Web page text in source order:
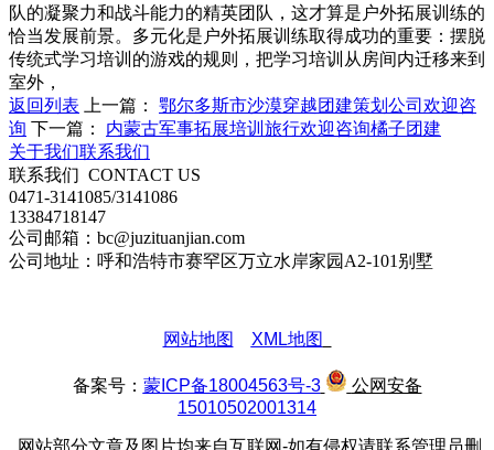
队的凝聚力和战斗能力的精英团队，这才算是户外拓展训练的
恰当发展前景。多元化是户外拓展训练取得成功的重要：摆脱
传统式学习培训的游戏的规则，把学习培训从房间内迁移来到
室外，
返回列表
上一篇： 鄂尔多斯市沙漠穿越团建策划公司欢迎咨
询 下一篇： 内蒙古军事拓展培训旅行欢迎咨询橘子团建
关于我们联系我们
联系我们 CONTACT US
0471-3141085/3141086
13384718147
公司邮箱：bc@juzituanjian.com
公司地址：呼和浩特市赛罕区万立水岸家园A2-101别墅
网站地图 XML地图
备案号： 蒙ICP备18004563号-3
公网安备
15010502001314
网站部分文章及图片均来自互联网-如有侵权请联系管理员删